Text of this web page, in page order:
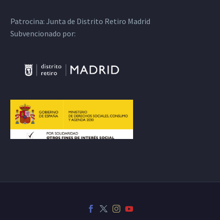
Patrocina: Junta de Distrito Retiro Madrid
Subvencionado por: